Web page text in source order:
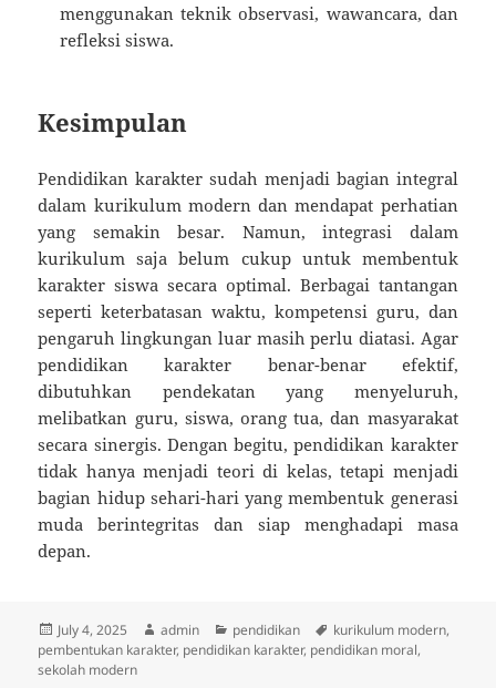
menggunakan teknik observasi, wawancara, dan
refleksi siswa.
Kesimpulan
Pendidikan karakter sudah menjadi bagian integral
dalam kurikulum modern dan mendapat perhatian
yang semakin besar. Namun, integrasi dalam
kurikulum saja belum cukup untuk membentuk
karakter siswa secara optimal. Berbagai tantangan
seperti keterbatasan waktu, kompetensi guru, dan
pengaruh lingkungan luar masih perlu diatasi. Agar
pendidikan karakter benar-benar efektif,
dibutuhkan pendekatan yang menyeluruh,
melibatkan guru, siswa, orang tua, dan masyarakat
secara sinergis. Dengan begitu, pendidikan karakter
tidak hanya menjadi teori di kelas, tetapi menjadi
bagian hidup sehari-hari yang membentuk generasi
muda berintegritas dan siap menghadapi masa
depan.
Posted
on
July 4, 2025 Author
admin Categories
pendidikan Tags
kurikulum modern,
pembentukan karakter, pendidikan karakter, pendidikan moral,
sekolah modern